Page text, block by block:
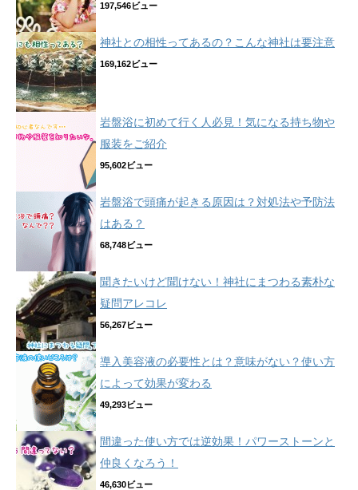
197,546ビュー
神社との相性ってあるの？こんな神社は要注意
169,162ビュー
岩盤浴に初めて行く人必見！気になる持ち物や
服装をご紹介
95,602ビュー
岩盤浴で頭痛が起きる原因は？対処法や予防法
はある？
68,748ビュー
聞きたいけど聞けない！神社にまつわる素朴な
疑問アレコレ
56,267ビュー
導入美容液の必要性とは？意味がない？使い方
によって効果が変わる
49,293ビュー
間違った使い方では逆効果！パワーストーンと
仲良くなろう！
46,630ビュー